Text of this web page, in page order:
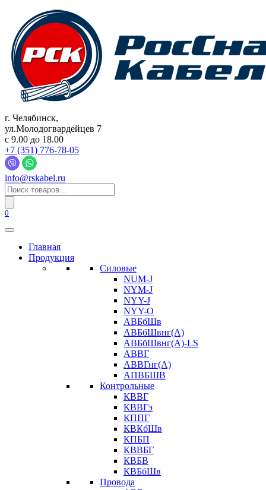
содержанию
г. Челябинск,
ул.Молодогвардейцев 7
c 9.00 до 18.00
+7 (351) 776-78-05
info@rskabel.ru
Поиск
товаров
0
Главная
Продукция
Силовые
NUM-J
NYM-J
NYY-J
NYY-O
АВБбШв
АВБбШвнг(А)
АВБбШвнг(А)-LS
АВВГ
АВВГнг(А)
АПВБШВ
Контрольные
КВВГ
КВВГэ
КППГ
КВКбШв
КПБП
КВВБГ
КВБВ
КВБбШв
Провода